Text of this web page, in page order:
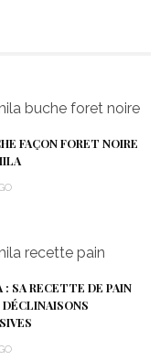
FAÇON FORET NOIRE
: SA RECETTE DE PAIN
DÉCLINAISONS